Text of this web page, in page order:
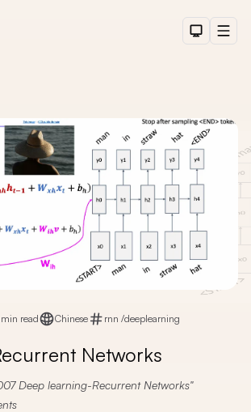
Dark
min read Chinese rnn /deeplearning
Networks
Deep learning-Recurrent Networks